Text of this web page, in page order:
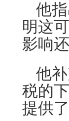
他
明这
影响
他
税的
提供